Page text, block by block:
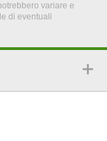
variare e
di eventuali